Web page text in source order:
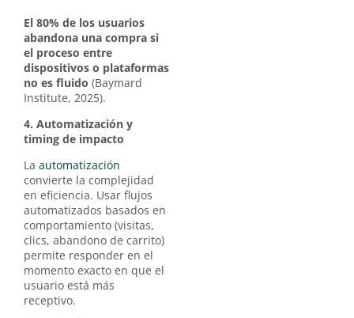
El 80% de los usuarios
abandona una compra si
el proceso entre
dispositivos o plataformas
no es fluido (Baymard
Institute, 2025).
4. Automatización y
timing de impacto
La automatización
convierte la complejidad
en eficiencia. Usar flujos
automatizados basados en
comportamiento (visitas,
clics, abandono de carrito)
permite responder en el
momento exacto en que el
usuario está más
receptivo.